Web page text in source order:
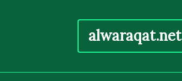
alwaraqat.net